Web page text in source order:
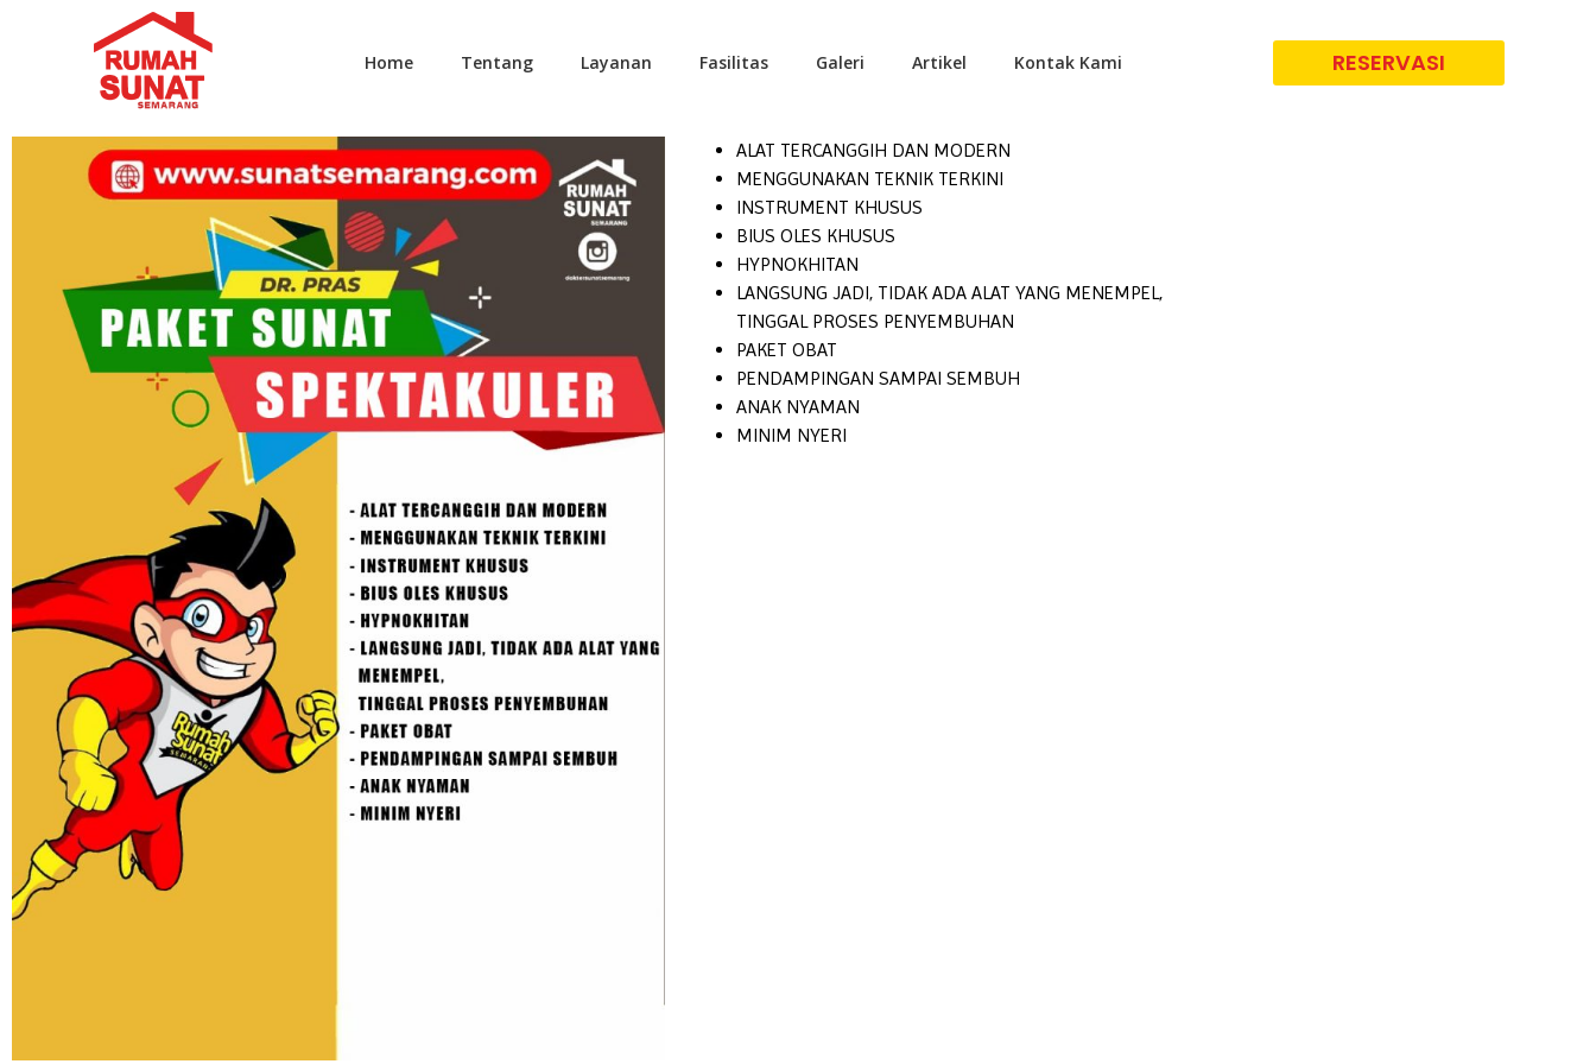
Home Tentang Layanan Fasilitas Galeri Artikel Kontak Kami RESERVASI
ALAT TERCANGGIH DAN MODERN
MENGGUNAKAN TEKNIK TERKINI
INSTRUMENT KHUSUS
BIUS OLES KHUSUS
HYPNOKHITAN
LANGSUNG JADI, TIDAK ADA ALAT YANG MENEMPEL,
TINGGAL PROSES PENYEMBUHAN
PAKET OBAT
PENDAMPINGAN SAMPAI SEMBUH
ANAK NYAMAN
MINIM NYERI